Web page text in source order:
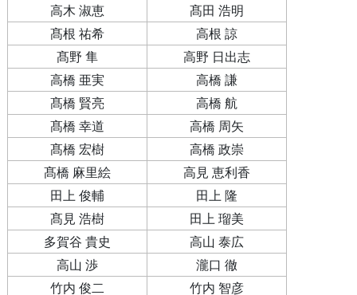
高木 淑恵
髙田 浩明
髙根 祐希
高根 諒
髙野 隼
高野 日出志
高橋 亜実
高橋 謙
髙橋 賢亮
高橋 航
髙橋 幸道
高橋 周矢
髙橋 宏樹
高橋 政崇
髙橋 麻里絵
高見 恵利香
田上 俊輔
田上 隆
髙見 浩樹
田上 瑠美
多賀谷 貴史
高山 泰広
高山 渉
瀧口 徹
竹内 俊二
竹内 智彦